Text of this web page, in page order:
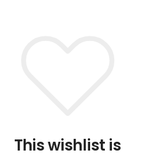
This wishlist is